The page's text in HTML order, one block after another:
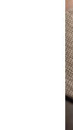
lịch Du Lịch
Trời Trà Di
Trà Sử Dụng
Nhân Ánh
Cấp Cao Cấp
Fu Trà Thủy
Trà ấm trà du
Cắm Trại Du
Bộ Cá Nhân
Nhanh Cốc
Uống Trà Ấm
Thiết Bị bộ